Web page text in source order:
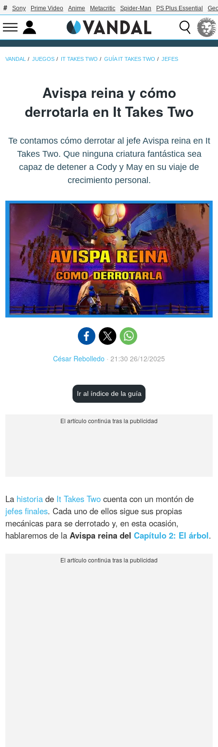
Sony Prime Video Anime Metacritic Spider-Man PS Plus Essential
VANDAL JUEGOS IT TAKES TWO GUÍA IT TAKES TWO JEFES
Avispa reina y cómo
derrotarla en It Takes Two
Te contamos cómo derrotar al jefe Avispa reina en It
Takes Two. Que ninguna criatura fantástica sea
capaz de detener a Cody y May en su viaje de
crecimiento personal.
César Rebolledo · 21:30 26/12/2025
Ir al índice de la guía
La historia de It Takes Two cuenta con un montón de
jefes finales. Cada uno de ellos sigue sus propias
mecánicas para se derrotado y, en esta ocasión,
hablaremos de laAvispa reina delCapítulo 2: El árbol.